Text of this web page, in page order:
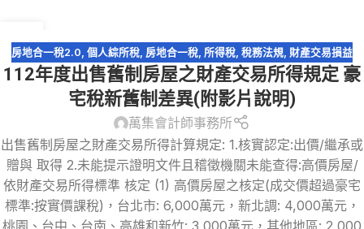
4 月
房地合一稅2.0 個人綜所稅 房地合一稅 所得稅 稅務法規 財產交易損益
112年度出售舊制房屋之財產交易所得規定 豪
宅稅新舊制差異(附影片說明)
萬集會計師事務所
出售舊制房屋之財產交易所得計算規定: 1.核實認定:出價/繼承或
贈與 取得 2.未能提示證明文件且稽徵機關未能查得:高價房屋/
依財產交易所得標準 核定 (1) 高價房屋之核定(成交價超過豪宅
標準:按實價課稅)，台北市: 6,000萬元，新北調: 4,000萬元，